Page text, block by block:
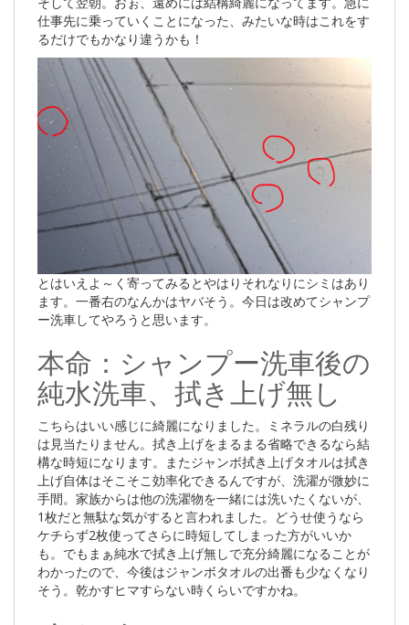
仕事先に乗っていくことになった、みたいな時はこれをす
るだけでもかなり違うかも！
とはいえよ～く寄ってみるとやはりそれなりにシミはあり
ます。一番右のなんかはヤバそう。今日は改めてシャンプ
ー洗車してやろうと思います。
本命：シャンプー洗車後の
純水洗車、拭き上げ無し
こちらはいい感じに綺麗になりました。ミネラルの白残り
は見当たりません。拭き上げをまるまる省略できるなら結
構な時短になります。またジャンボ拭き上げタオルは拭き
上げ自体はそこそこ効率化できるんですが、洗濯が微妙に
手間。家族からは他の洗濯物を一緒には洗いたくないが、
1枚だと無駄な気がすると言われました。どうせ使うなら
ケチらず2枚使ってさらに時短してしまった方がいいか
も。でもまぁ純水で拭き上げ無しで充分綺麗になることが
わかったので、今後はジャンボタオルの出番も少なくなり
そう。乾かすヒマすらない時くらいですかね。